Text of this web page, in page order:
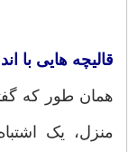
قالیچه هایی با
همان طور که
منزل، یک